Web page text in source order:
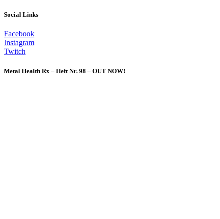
Social Links
Facebook
Instagram
Twitch
Metal Health Rx – Heft Nr. 98 – OUT NOW!